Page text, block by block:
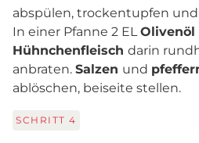
abspülen, trockentupfen
In einer Pfanne 2 ELOlivenöl
Hühnchenfleisch darin
anbraten. Salzen und
ablöschen, beiseite stellen.
SCHRITT 4